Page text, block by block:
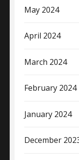
May 2024
April 2024
March 2024
February 2024
January 2024
December